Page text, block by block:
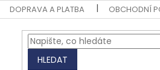
DOPRAVA A PLATBA OBCHODNÍ
HLEDAT